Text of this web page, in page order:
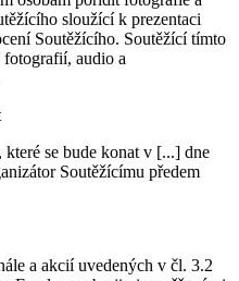
sloužící k prezentaci
Soutěžícího. Soutěžící tímto
audio a
se bude konat v [...] dne
Soutěžícímu předem
a akcií uvedených v čl. 3.2